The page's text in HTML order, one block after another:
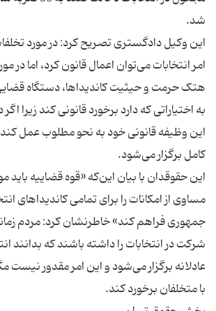
این وکیل دادگستری تصریح کرد: در مورد
امر انتخابات می‌توان اعمال قانون کرد، اما در
هتک حرمت و حیثیت کاندیداها، دستگاه
به اختیاراتی که دارد برخورد قانونی کند زیرا
این وظیفه قانونی خود به نحو مطلوب عمل
این حقوقدان با بیان این‌که «قوه قضاییه باید
مساوی از امکانات را برای تمامی کاندیداهای
جمهوری فراهم کند» خاطرنشان کرد: مردم
شرکت در انتخابات را داشته باشند که بدانند
عادلانه برگزار می‌شود و این امر مقدور نیست